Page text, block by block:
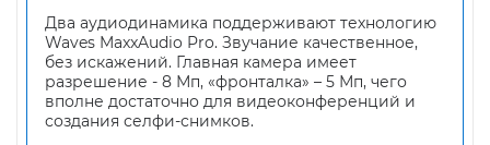
Два аудиодинамика поддерживают технологию
Waves MaxxAudio Pro. Звучание качественное,
без искажений. Главная камера имеет
разрешение - 8 Мп, «фронталка» – 5 Мп, чего
вполне достаточно для видеоконференций и
создания селфи-снимков.